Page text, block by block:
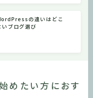
の違いはどこ
ブログ選び
めたい方におす